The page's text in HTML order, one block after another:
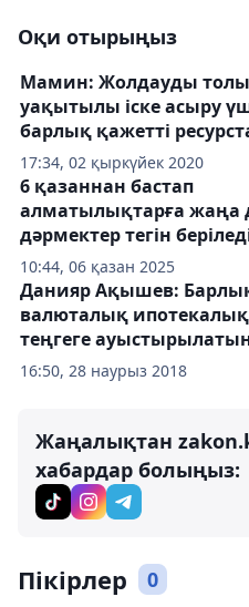
Оқи отырыңыз
17:34, 02 қыркүйек 2020
Мамин: Жолдауды
уақытылы іске асыру
барлық қажетті
10:44, 06 қазан 2025
6 қазаннан бастап
алматылықтарға жаңа
дәрмектер тегін
16:50, 28 наурыз 2018
Данияр Ақышев:
валюталық
теңгеге
Жаңалықтан
хабардар болыңыз:
Пікірлер 0